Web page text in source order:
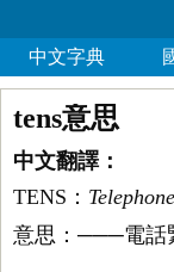
中文字典
tens意思
中文翻譯：
TENS：
意思：───電話